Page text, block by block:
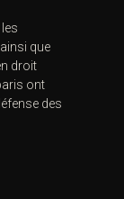
que
droit
ont
des